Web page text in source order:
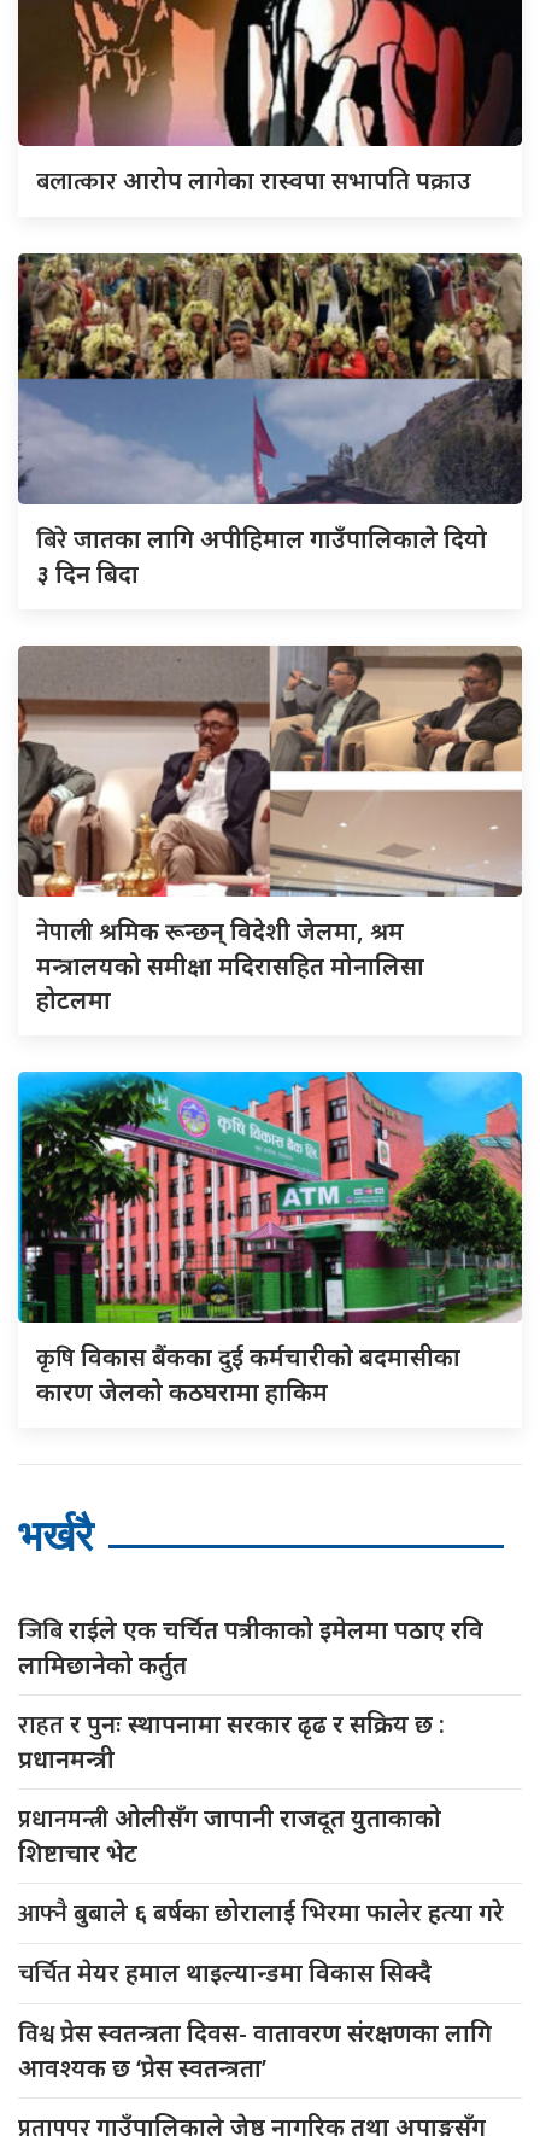
बलात्कारआरोप लागेका रास्वपा सभापति पक्राउ
बिरेजातका लागि अपीहिमाल गाउँपालिकाले दियो
३ दिन बिदा
नेपालीश्रमिक रून्छन् विदेशी जेलमा, श्रम
मन्त्रालयको समीक्षा मदिरासहित मोनालिसा
होटलमा
कृषिविकास बैंकका दुई कर्मचारीकाे बदमासीका
कारण जेलको कठघरामा हाकिम
भर्खरै
जिबिराईले एक चर्चित पत्रीकाको इमेलमा पठाए रवि
लामिछानेको कर्तुत
राहतर पुनः स्थापनामा सरकार ढृढ र सक्रिय छ :
प्रधानमन्त्री
प्रधानमन्त्रीओलीसँग जापानी राजदूत युुताकाको
शिष्टाचार भेट
आफ्नैबुबाले ६ बर्षका छोरालाई भिरमा फालेर हत्या गरे
चर्चितमेयर हमाल थाइल्यान्डमा विकास सिक्दै
विश्वप्रेस स्वतन्त्रता दिवस- वातावरण संरक्षणका लागि
आवश्यक छ ‘प्रेस स्वतन्त्रता’
गाउँपालिकाले जेष्ठ नागरिक तथा अपाङ्गसँग